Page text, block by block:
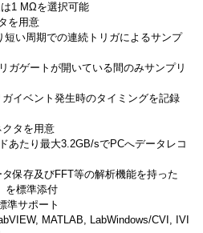
1 MΩを選択可能
を用意
短い周期での連続トリガによるサンプ
ガゲートが開いている間のみサンプリ
イベント発生時のタイミングを記録
タを用意
あたり最大3.2GB/sでPCへデータレコ
保存及びFFT等の解析機能を持った
を標準添付
準サポート
MATLAB, LabWindows/CVI, IVI